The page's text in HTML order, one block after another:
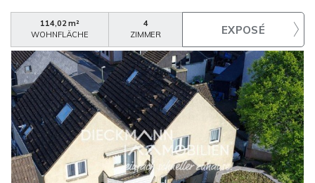
sein.WOHNDECK verbindet, was selten
zusammenkommt:das Hausgefühl einer
Doppelhaushälfte mit der Klarheit einer
Eigentumswohnung.Vier private Zugänge, kleine
Vorgärten, Terrassen als Feierabendplätze -ein Ensemble
wie geschaffen für Menschen, die Freiheit lieben,aber
Gemeinschaft nicht ausschließen wollen.Wenn abends
die Sonne langsam über Meiderich wandertund das Licht
auf den Terrassen weich wird,dann zeigt WOHNDECK,
was es wirklich ist:kein Objekt, sondern ein Zuhause mit
114,02 m²
WOHNFLÄCHE
4
ZIMMER